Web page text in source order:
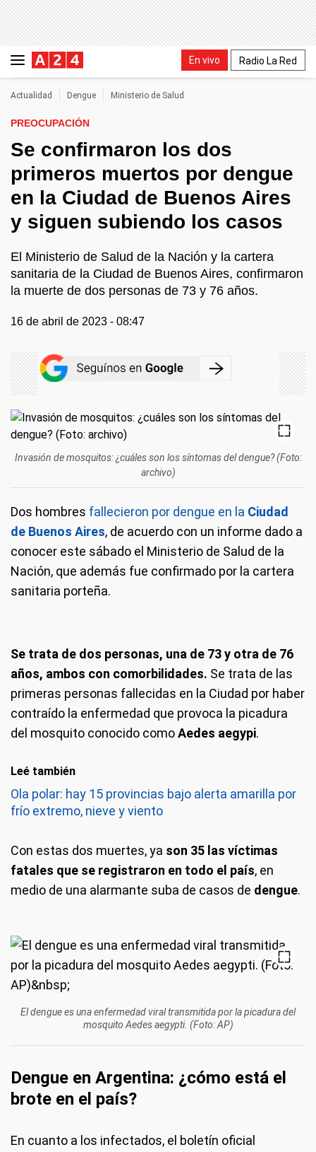
En vivo Radio La Red
Actualidad Dengue Ministerio de Salud
PREOCUPACIÓN
Se confirmaron los dos
primeros muertos por dengue
en la Ciudad de Buenos Aires
y siguen subiendo los casos
El Ministerio de Salud de la Nación y la cartera
sanitaria de la Ciudad de Buenos Aires, confirmaron
la muerte de dos personas de 73 y 76 años.
16 de abril de 2023 - 08:47
Invasión de mosquitos: ¿cuáles son los síntomas del dengue? (Foto:
archivo)
Dos hombres fallecieron por dengue en la Ciudad
de Buenos Aires, de acuerdo con un informe dado a
conocer este sábado el Ministerio de Salud de la
Nación, que además fue confirmado por la cartera
sanitaria porteña.
Se trata de dos personas, una de 73 y otra de 76
años, ambos con comorbilidades. Se trata de las
primeras personas fallecidas en la Ciudad por haber
contraído la enfermedad que provoca la picadura
del mosquito conocido comoAedes aegypi.
Leé también
Ola polar: hay 15 provincias bajo alerta amarilla por
frío extremo, nieve y viento
Con estas dos muertes, ya son 35 las víctimas
fatales que se registraron en todo el país, en
medio de una alarmante suba de casos de dengue.
El dengue es una enfermedad viral transmitida por la picadura del
mosquito Aedes aegypti. (Foto: AP)
Dengue en Argentina: ¿cómo está el
brote en el país?
En cuanto a los infectados, el boletín oficial